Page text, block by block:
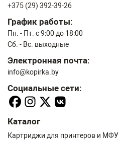
+375 (29) 392-39-26
График работы:
Пн. - Пт. с 9:00 до 18:00
Сб. - Вс. выходные
Электронная почта:
info@kopirka.by
Социальные сети:
Каталог
Картриджи для принтеров и МФУ